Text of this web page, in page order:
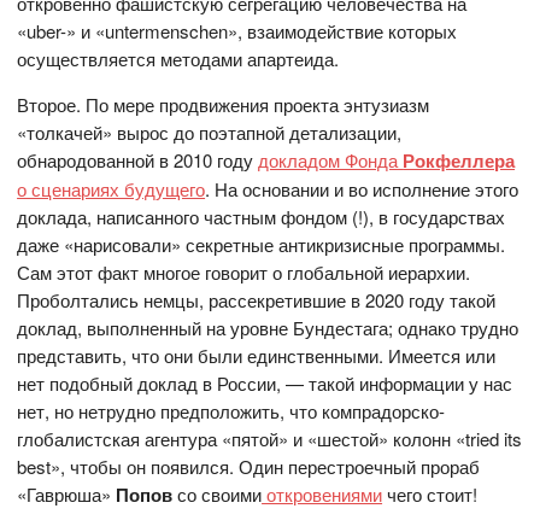
«uber-» и «untermenschen», взаимодействие которых
осуществляется методами апартеида.
Второе. По мере продвижения проекта энтузиазм
«толкачей» вырос до поэтапной детализации,
обнародованной в 2010 году докладом Фонда Рокфеллера
о сценариях будущего. На основании и во исполнение этого
доклада, написанного частным фондом (!), в государствах
даже «нарисовали» секретные антикризисные программы.
Сам этот факт многое говорит о глобальной иерархии.
Проболтались немцы, рассекретившие в 2020 году такой
доклад, выполненный на уровне Бундестага; однако трудно
представить, что они были единственными. Имеется или
нет подобный доклад в России, — такой информации у нас
нет, но нетрудно предположить, что компрадорско-
глобалистская агентура «пятой» и «шестой» колонн «tried its
best», чтобы он появился. Один перестроечный прораб
«Гаврюша» Поповсо своимиоткровениямичего стоит!